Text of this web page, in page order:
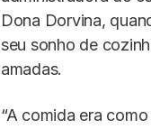
Dona Dorvina,
seu sonho de
amadas.
“A comida era